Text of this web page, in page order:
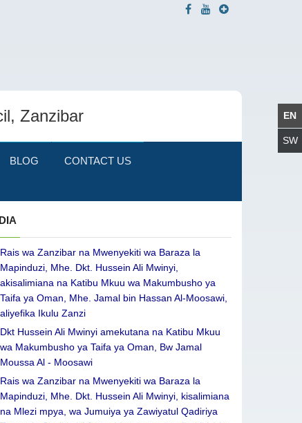
Zanzibar
BLOG CONTACT US
Rais wa Zanzibar na Mwenyekiti wa Baraza la
Mapinduzi, Mhe. Dkt. Hussein Ali Mwinyi,
akisalimiana na Katibu Mkuu wa Makumbusho ya
Taifa ya Oman, Mhe. Jamal bin Hassan Al-Moosawi,
aliyefika Ikulu Zanzi
Dkt Hussein Ali Mwinyi amekutana na Katibu Mkuu
wa Makumbusho ya Taifa ya Oman, Bw Jamal
Moussa Al - Moosawi
Rais wa Zanzibar na Mwenyekiti wa Baraza la
Mapinduzi, Mhe. Dkt. Hussein Ali Mwinyi, kisalimiana
na Mlezi mpya, wa Jumuiya ya Zawiyatul Qadiriya